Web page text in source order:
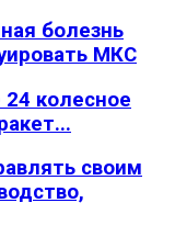
болезнь
МКС
колесное
своим